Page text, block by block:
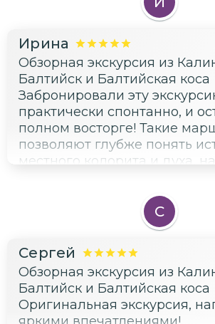
Ирина
Обзорная экскурсия из
Балтийск и Балтийская коса
Забронировали эту
практически спонтанно, и
полном восторге! Такие
позволяют глубже понять
местного колорита и духа,
пожалейте времени и сил —
С
Сергей
Обзорная экскурсия из
Балтийск и Балтийская коса
Оригинальная экскурсия,